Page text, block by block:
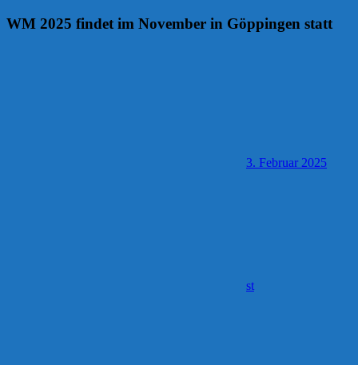
WM 2025 findet im November in Göppingen statt
3. Februar 2025
st